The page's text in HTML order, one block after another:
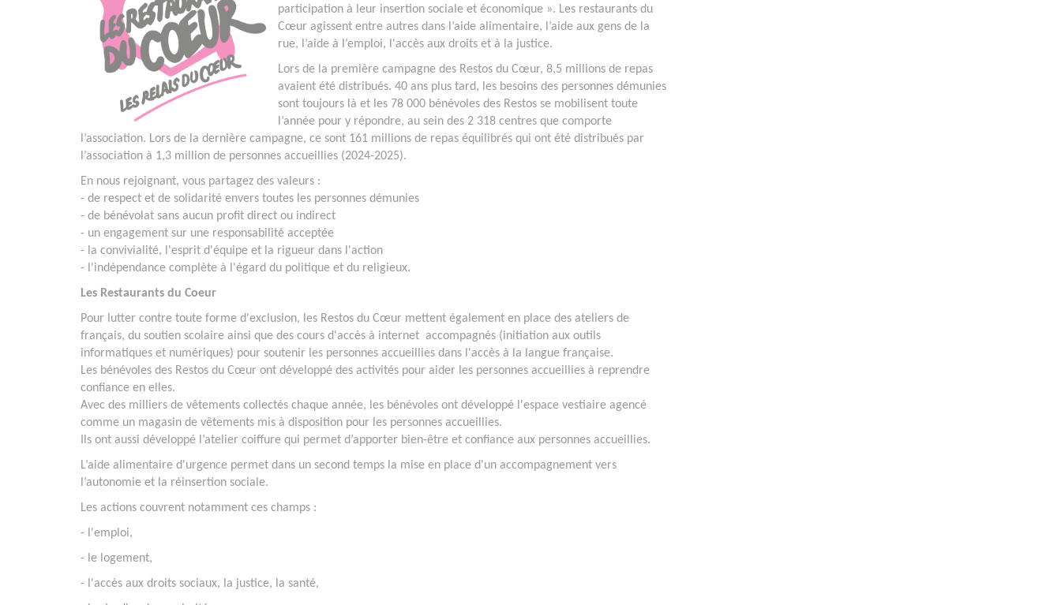
participation à leur insertion sociale et économique ». Les restaurants du
Cœur agissent entre autres dans l’aide alimentaire, l’aide aux gens de la
rue, l’aide à l’emploi, l'accès aux droits et à la justice.
Lors de la première campagne des Restos du Cœur, 8,5 millions de repas
avaient été distribués. 40 ans plus tard, les besoins des personnes démunies
sont toujours là et les 78 000 bénévoles des Restos se mobilisent toute
l’année pour y répondre, au sein des 2 318 centres que comporte
l’association. Lors de la dernière campagne, ce sont 161 millions de repas équilibrés qui ont été distribués par
l’association à 1,3 million de personnes accueillies (2024-2025).
En nous rejoignant, vous partagez des valeurs :
- de respect et de solidarité envers toutes les personnes démunies
- de bénévolat sans aucun profit direct ou indirect
- un engagement sur une responsabilité acceptée
- la convivialité, l'esprit d'équipe et la rigueur dans l'action
- l'indépendance complète à l'égard du politique et du religieux.
Les Restaurants du Coeur
Pour lutter contre toute forme d'exclusion, les Restos du Cœur mettent également en place des ateliers de
français, du soutien scolaire ainsi que des cours d'accès à internet accompagnés (initiation aux outils
informatiques et numériques) pour soutenir les personnes accueillies dans l'accès à la langue française.
Les bénévoles des Restos du Cœur ont développé des activités pour aider les personnes accueillies à reprendre
confiance en elles.
Avec des milliers de vêtements collectés chaque année, les bénévoles ont développé l'espace vestiaire agencé
comme un magasin de vêtements mis à disposition pour les personnes accueillies.
Ils ont aussi développé l’atelier coiffure qui permet d’apporter bien-être et confiance aux personnes accueillies.
L’aide alimentaire d'urgence permet dans un second temps la mise en place d'un accompagnement vers
l’autonomie et la réinsertion sociale.
Les actions couvrent notamment ces champs :
- l'emploi,
- le logement,
- l'accès aux droits sociaux, la justice, la santé,